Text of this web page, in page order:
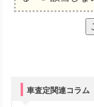
車査定関連コラム